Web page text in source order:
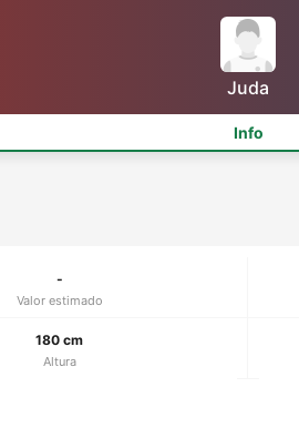
Juda
Info
-
Valor estimado
180 cm
Altura